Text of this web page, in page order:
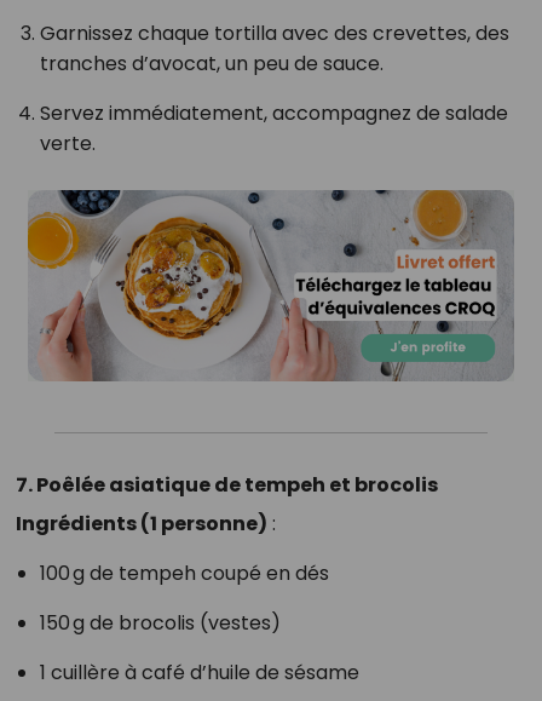
Garnissez chaque tortilla avec des crevettes, des
tranches d’avocat, un peu de sauce.
Servez immédiatement, accompagnez de salade
verte.
7. Poêlée asiatique de tempeh et brocolis
Ingrédients (1 personne) :
100 g de tempeh coupé en dés
150 g de brocolis (vestes)
1 cuillère à café d’huile de sésame